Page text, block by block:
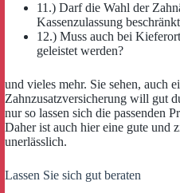
11.) Darf die Wahl der
Kassenzulassung
12.) Muss auch bei
geleistet werden?
und vieles mehr. Sie sehen, auch
Zahnzusatzversicherung will gut
nur so lassen sich die passenden
Daher ist auch hier eine gute und
unerlässlich.
Lassen Sie sich gut beraten